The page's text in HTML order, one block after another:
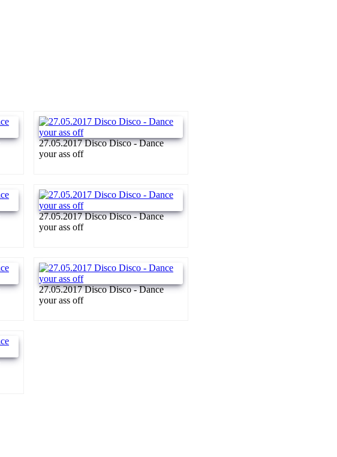
27.05.2017 Disco Disco - Dance
your ass off
27.05.2017 Disco Disco - Dance
your ass off
27.05.2017 Disco Disco - Dance
your ass off